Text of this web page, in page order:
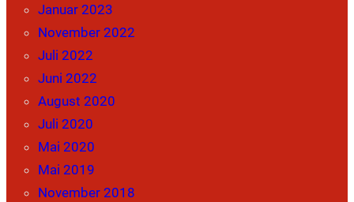
Januar 2023
November 2022
Juli 2022
Juni 2022
August 2020
Juli 2020
Mai 2020
Mai 2019
November 2018